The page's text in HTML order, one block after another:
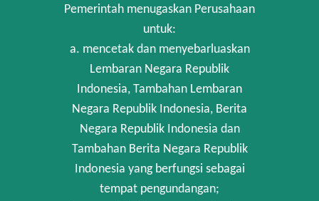
Pemerintah menugaskan Perusahaan
untuk:
a. mencetak dan menyebarluaskan
Lembaran Negara Republik
Indonesia, Tambahan Lembaran
Negara Republik Indonesia, Berita
Negara Republik Indonesia dan
Tambahan Berita Negara Republik
Indonesia yang berfungsi sebagai
tempat pengundangan;